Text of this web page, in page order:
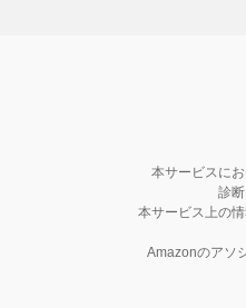
本サービスに
診
本サービス上の
Amazonのアソ